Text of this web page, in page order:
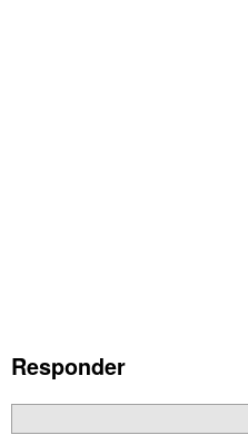
Responder